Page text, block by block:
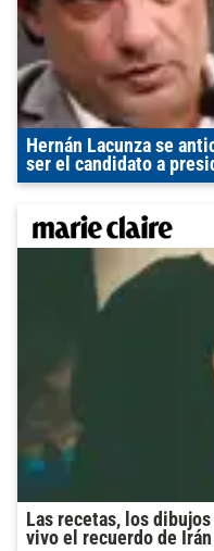
Hernán Lacunza se
ser el candidato a
Las recetas, los
vivo el recuerdo de Irán